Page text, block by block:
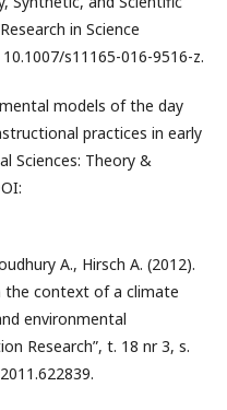
in Science
s11165-016-9516-z.
mental models of the day
practices in early
Sciences: Theory &
A., Hirsch A. (2012).
the context of a climate
environmental
Research”, t. 18 nr 3, s.